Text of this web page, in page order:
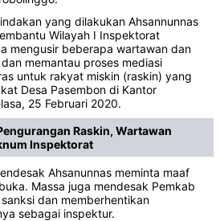
yang dilakukan Ahsannunnas
Wilayah I Inspektorat
mengusir beberapa wartawan dan
memantau proses mediasi
untuk rakyat miskin (raskin) yang
Desa Pasembon di Kantor
25 Februari 2020.
Raskin, Wartawan
Inspektorat
Ahsanunnas meminta maaf
Massa juga mendesak Pemkab
dan memberhentikan
sebagai inspektur.